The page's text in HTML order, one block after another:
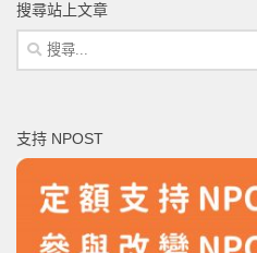
搜尋站上文章
搜
尋
字:
支持 NPOST